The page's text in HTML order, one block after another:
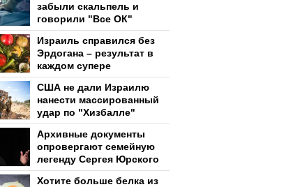
забыли скальпель и
говорили "Все ОК"
Израиль справился без
Эрдогана – результат в
каждом супере
США не дали Израилю
нанести массированный
удар по "Хизбалле"
Архивные документы
опровергают семейную
легенду Сергея Юрского
Хотите больше белка из